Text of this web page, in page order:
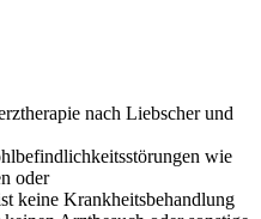
nach Liebscher und
wie
oder
keine Krankheitsbehandlung